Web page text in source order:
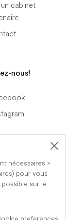
nécessaires »
pour vous
sur le
cabinet
nous!